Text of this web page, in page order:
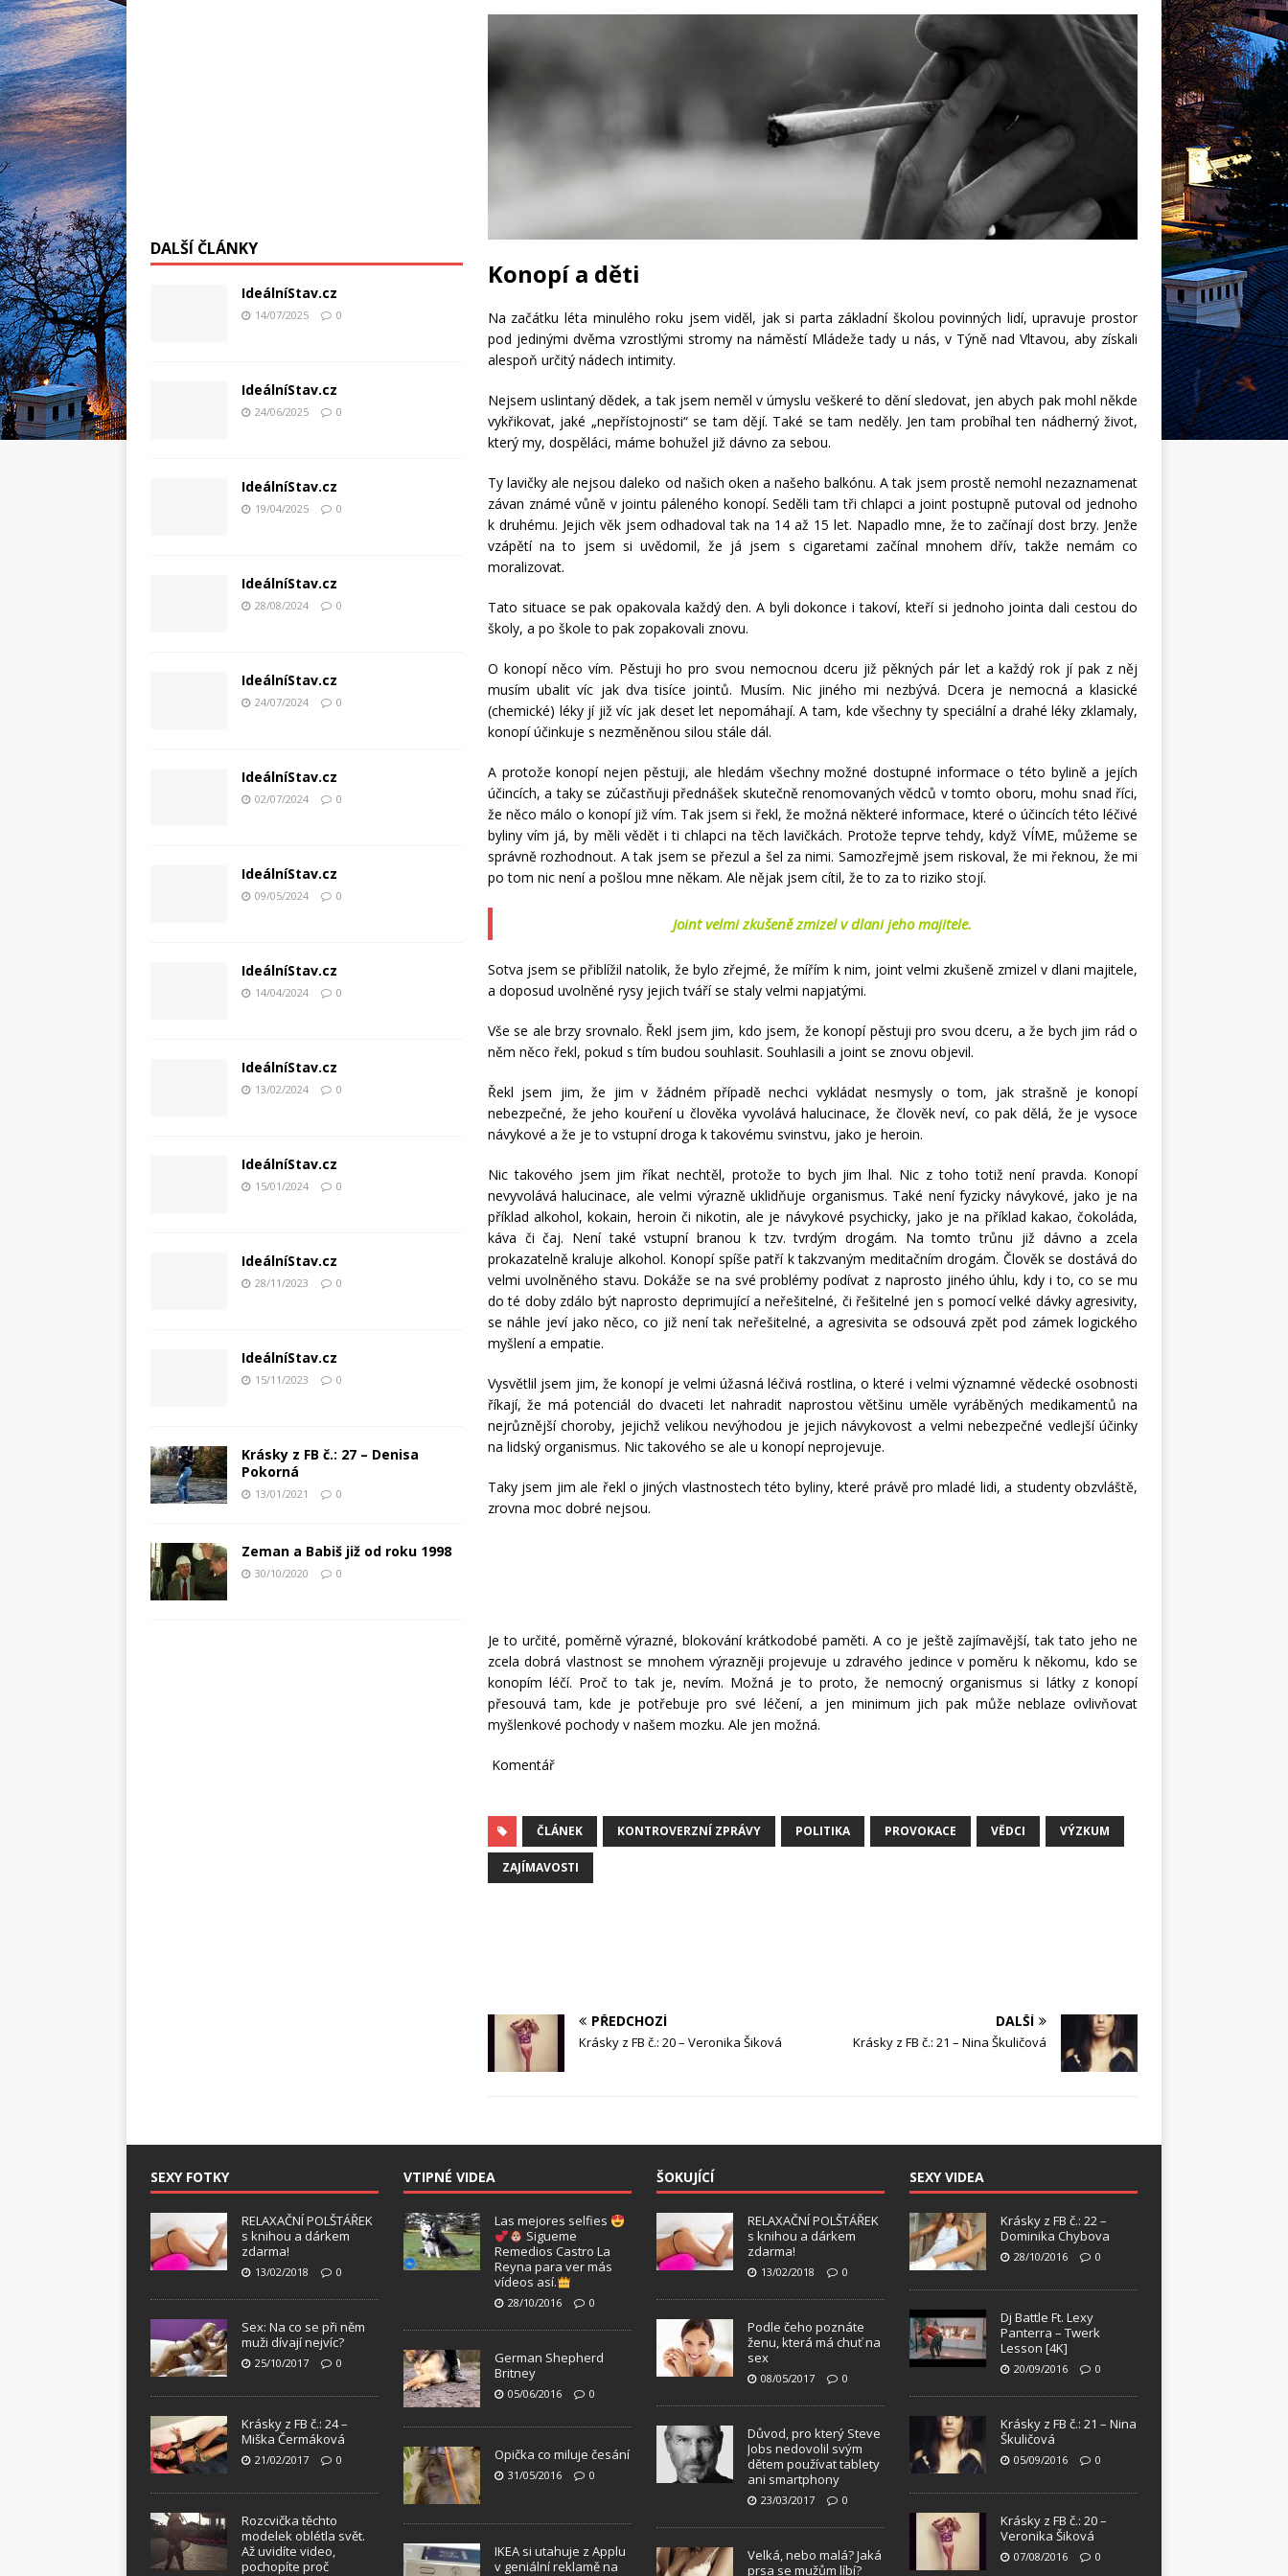
Konopí a děti
Na začátku léta minulého roku jsem viděl, jak si parta základní školou povinných lidí, upravuje prostor
pod jedinými dvěma vzrostlými stromy na náměstí Mládeže tady u nás, v Týně nad Vltavou, aby získali
alespoň určitý nádech intimity.
Nejsem uslintaný dědek, a tak jsem neměl v úmyslu veškeré to dění sledovat, jen abych pak mohl někde
vykřikovat, jaké „nepřístojnosti“ se tam dějí. Také se tam neděly. Jen tam probíhal ten nádherný život,
který my, dospěláci, máme bohužel již dávno za sebou.
Ty lavičky ale nejsou daleko od našich oken a našeho balkónu. A tak jsem prostě nemohl nezaznamenat
závan známé vůně v jointu páleného konopí. Seděli tam tři chlapci a joint postupně putoval od jednoho
k druhému. Jejich věk jsem odhadoval tak na 14 až 15 let. Napadlo mne, že to začínají dost brzy. Jenže
vzápětí na to jsem si uvědomil, že já jsem s cigaretami začínal mnohem dřív, takže nemám co
moralizovat.
Tato situace se pak opakovala každý den. A byli dokonce i takoví, kteří si jednoho jointa dali cestou do
školy, a po škole to pak zopakovali znovu.
O konopí něco vím. Pěstuji ho pro svou nemocnou dceru již pěkných pár let a každý rok jí pak z něj
musím ubalit víc jak dva tisíce jointů. Musím. Nic jiného mi nezbývá. Dcera je nemocná a klasické
(chemické) léky jí již víc jak deset let nepomáhají. A tam, kde všechny ty speciální a drahé léky zklamaly,
konopí účinkuje s nezměněnou silou stále dál.
A protože konopí nejen pěstuji, ale hledám všechny možné dostupné informace o této bylině a jejích
účincích, a taky se zúčastňuji přednášek skutečně renomovaných vědců v tomto oboru, mohu snad říci,
že něco málo o konopí již vím. Tak jsem si řekl, že možná některé informace, které o účincích této léčivé
byliny vím já, by měli vědět i ti chlapci na těch lavičkách. Protože teprve tehdy, když VÍME, můžeme se
správně rozhodnout. A tak jsem se přezul a šel za nimi. Samozřejmě jsem riskoval, že mi řeknou, že mi
po tom nic není a pošlou mne někam. Ale nějak jsem cítil, že to za to riziko stojí.
Joint velmi zkušeně zmizel v dlani jeho majitele.
Sotva jsem se přiblížil natolik, že bylo zřejmé, že mířím k nim, joint velmi zkušeně zmizel v dlani majitele,
a doposud uvolněné rysy jejich tváří se staly velmi napjatými.
Vše se ale brzy srovnalo. Řekl jsem jim, kdo jsem, že konopí pěstuji pro svou dceru, a že bych jim rád o
něm něco řekl, pokud s tím budou souhlasit. Souhlasili a joint se znovu objevil.
Řekl jsem jim, že jim v žádném případě nechci vykládat nesmysly o tom, jak strašně je konopí
nebezpečné, že jeho kouření u člověka vyvolává halucinace, že člověk neví, co pak dělá, že je vysoce
návykové a že je to vstupní droga k takovému svinstvu, jako je heroin.
Nic takového jsem jim říkat nechtěl, protože to bych jim lhal. Nic z toho totiž není pravda. Konopí
nevyvolává halucinace, ale velmi výrazně uklidňuje organismus. Také není fyzicky návykové, jako je na
příklad alkohol, kokain, heroin či nikotin, ale je návykové psychicky, jako je na příklad kakao, čokoláda,
káva či čaj. Není také vstupní branou k tzv. tvrdým drogám. Na tomto trůnu již dávno a zcela
prokazatelně kraluje alkohol. Konopí spíše patří k takzvaným meditačním drogám. Člověk se dostává do
velmi uvolněného stavu. Dokáže se na své problémy podívat z naprosto jiného úhlu, kdy i to, co se mu
do té doby zdálo být naprosto deprimující a neřešitelné, či řešitelné jen s pomocí velké dávky agresivity,
se náhle jeví jako něco, co již není tak neřešitelné, a agresivita se odsouvá zpět pod zámek logického
myšlení a empatie.
Vysvětlil jsem jim, že konopí je velmi úžasná léčivá rostlina, o které i velmi významné vědecké osobnosti
říkají, že má potenciál do dvaceti let nahradit naprostou většinu uměle vyráběných medikamentů na
nejrůznější choroby, jejichž velikou nevýhodou je jejich návykovost a velmi nebezpečné vedlejší účinky
na lidský organismus. Nic takového se ale u konopí neprojevuje.
Taky jsem jim ale řekl o jiných vlastnostech této byliny, které právě pro mladé lidi, a studenty obzvláště,
zrovna moc dobré nejsou.
Je to určité, poměrně výrazné, blokování krátkodobé paměti. A co je ještě zajímavější, tak tato jeho ne
zcela dobrá vlastnost se mnohem výrazněji projevuje u zdravého jedince v poměru k někomu, kdo se
konopím léčí. Proč to tak je, nevím. Možná je to proto, že nemocný organismus si látky z konopí
přesouvá tam, kde je potřebuje pro své léčení, a jen minimum jich pak může neblaze ovlivňovat
myšlenkové pochody v našem mozku. Ale jen možná.
Komentář
ČLÁNEK KONTROVERZNÍ ZPRÁVY POLITIKA PROVOKACE VĚDCI VÝZKUM
ZAJÍMAVOSTI
PŘEDCHOZÍ
Krásky z FB č.: 20 – Veronika Šiková
DALŠÍ
Krásky z FB č.: 21 – Nina Škuličová
DALŠÍ ČLÁNKY
IdeálníStav.cz
14/07/2025 0
IdeálníStav.cz
24/06/2025 0
IdeálníStav.cz
19/04/2025 0
IdeálníStav.cz
28/08/2024 0
IdeálníStav.cz
24/07/2024 0
IdeálníStav.cz
02/07/2024 0
IdeálníStav.cz
09/05/2024 0
IdeálníStav.cz
14/04/2024 0
IdeálníStav.cz
13/02/2024 0
IdeálníStav.cz
15/01/2024 0
IdeálníStav.cz
28/11/2023 0
IdeálníStav.cz
15/11/2023 0
Krásky z FB č.: 27 – Denisa
Pokorná
13/01/2021 0
Zeman a Babiš již od roku 1998
30/10/2020 0
SEXY FOTKY
RELAXAČNÍ POLŠTÁŘEK
s knihou a dárkem
zdarma!
13/02/2018 0
Sex: Na co se při něm
muži dívají nejvíc?
25/10/2017 0
Krásky z FB č.: 24 –
Miška Čermáková
21/02/2017 0
Rozcvička těchto
modelek oblétla svět.
Až uvidíte video,
pochopíte proč
VTIPNÉ VIDEA
Las mejores selfies
Sigueme
Remedios Castro La
Reyna para ver más
vídeos así.
28/10/2016 0
German Shepherd
Britney
05/06/2016 0
Opička co miluje česání
31/05/2016 0
IKEA si utahuje z Applu
v geniální reklamě na
ŠOKUJÍCÍ
RELAXAČNÍ POLŠTÁŘEK
s knihou a dárkem
zdarma!
13/02/2018 0
Podle čeho poznáte
ženu, která má chuť na
sex
08/05/2017 0
Důvod, pro který Steve
Jobs nedovolil svým
dětem používat tablety
ani smartphony
23/03/2017 0
Velká, nebo malá? Jaká
prsa se mužům líbí?
SEXY VIDEA
Krásky z FB č.: 22 –
Dominika Chybova
28/10/2016 0
Dj Battle Ft. Lexy
Panterra – Twerk
Lesson [4K]
20/09/2016 0
Krásky z FB č.: 21 – Nina
Škuličová
05/09/2016 0
Krásky z FB č.: 20 –
Veronika Šiková
07/08/2016 0